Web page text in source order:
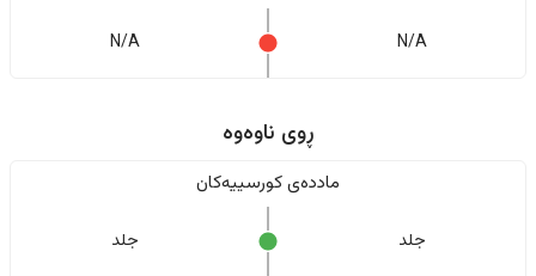
N/A
N/A
ڕوی ناوەوە
ماددەی کورسییەکان
جلد جلد